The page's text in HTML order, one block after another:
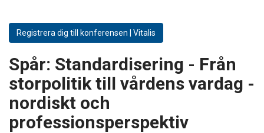
Registrera dig till konferensen | Vitalis
Spår: Standardisering - Från
storpolitik till vårdens vardag -
nordiskt och
professionsperspektiv